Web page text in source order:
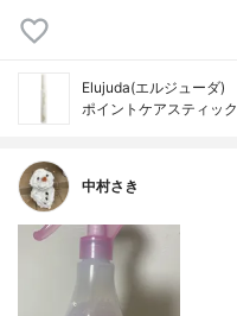
Elujuda(エルジューダ)
ポイントケアスティック
中村さき